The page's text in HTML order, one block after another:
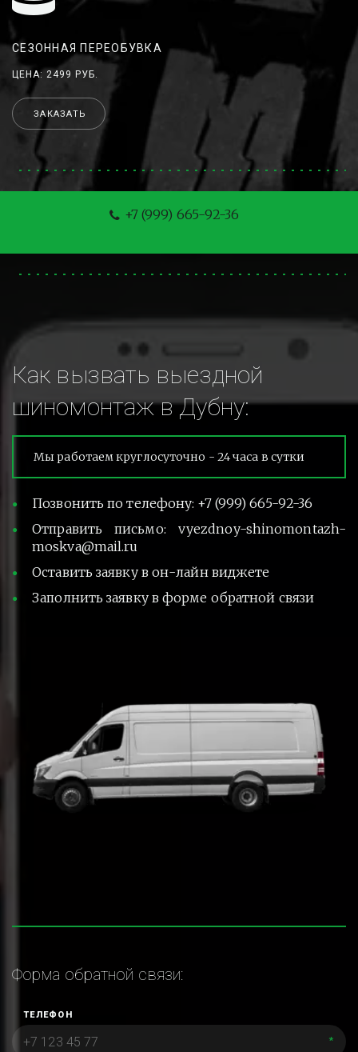
СЕЗОННАЯ ПЕРЕОБУВКА
ЦЕНА: 2499 РУБ.
ЗАКАЗАТЬ
+7 (999) 665-92-36
Как вызвать выездной
шиномонтаж в Дубну:
Мы работаем круглосуточно - 24 часа в сутки
Позвонить по телефону: +7 (999) 665-92-36
Отправить письмо: vyezdnoy-shinomontazh-
moskva@mail.ru
Оставить заявку в он-лайн виджете
Заполнить заявку в форме обратной связи
Форма обратной связи:
ТЕЛЕФОН
*